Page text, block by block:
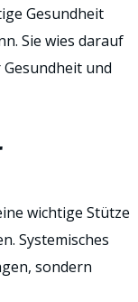
Gesundheit
Sie wies darauf
und
wichtige Stütze
Systemisches
sondern